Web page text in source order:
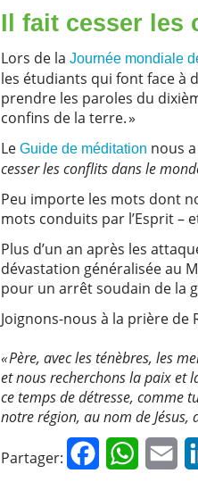
Il fait cesser les
Lors de la Journée mondiale
les étudiants qui font face à
prendre les paroles du
confins de la terre. »
Le Guide de méditation nous
cesser les conflits dans le
Peu importe les mots dont
mots conduits par l’Esprit –
Plus d’un an après les
dévastation généralisée au
pour un arrêt soudain de la
Joignons-nous à la prière de
« Père, avec les ténèbres, les
et nous recherchons la paix et
ce temps de détresse, comme
notre région, au nom de Jésus,
Partager: Facebook